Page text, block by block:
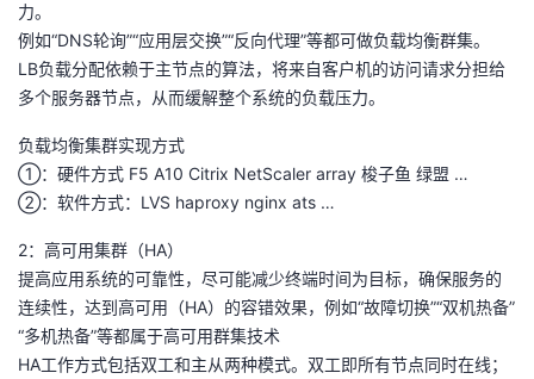
力。
例如“DNS轮询”“应用层交换”“反向代理”等都可做负载均衡群集。
LB负载分配依赖于主节点的算法，将来自客户机的访问请求分担给
多个服务器节点，从而缓解整个系统的负载压力。
负载均衡集群实现方式
①：硬件方式 F5 A10 Citrix NetScaler array 梭子鱼 绿盟 …
②：软件方式：LVS haproxy nginx ats …
2：高可用集群（HA）
提高应用系统的可靠性，尽可能减少终端时间为目标，确保服务的
连续性，达到高可用（HA）的容错效果，例如“故障切换”“双机热备”
“多机热备”等都属于高可用群集技术
HA工作方式包括双工和主从两种模式。双工即所有节点同时在线；